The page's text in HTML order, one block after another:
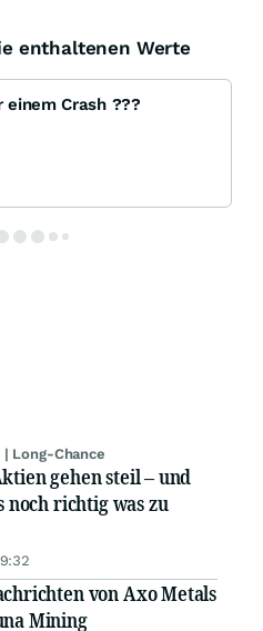
enthaltenen Werte
Crash ???
Long-Chance
gehen steil – und
noch richtig was zu
von Axo Metals
Mining